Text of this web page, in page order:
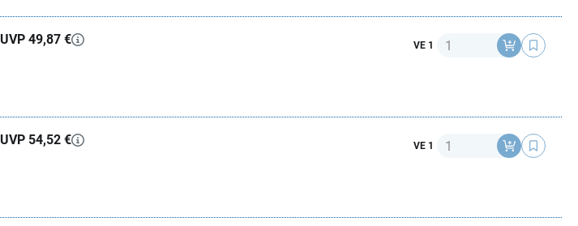
UVP 49,87 € VE 1 Anzahl
UVP 54,52 € VE 1 Anzahl